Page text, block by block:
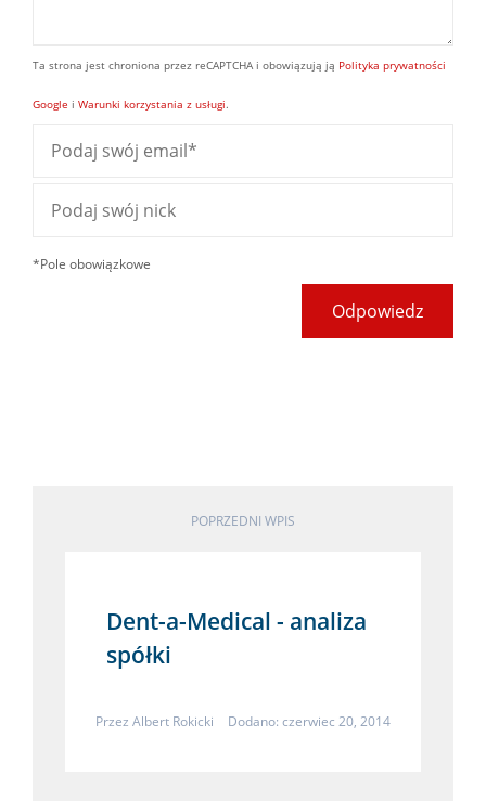
Ta strona jest chroniona przez reCAPTCHA i obowiązują ją Polityka prywatności
Google i Warunki korzystania z usługi.
*Pole obowiązkowe
Odpowiedz
POPRZEDNI WPIS
Dent-a-Medical - analiza
spółki
Przez Albert Rokicki Dodano: czerwiec 20, 2014